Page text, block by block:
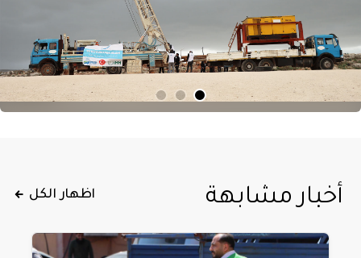
أخبار مشابهة اظهار الكل